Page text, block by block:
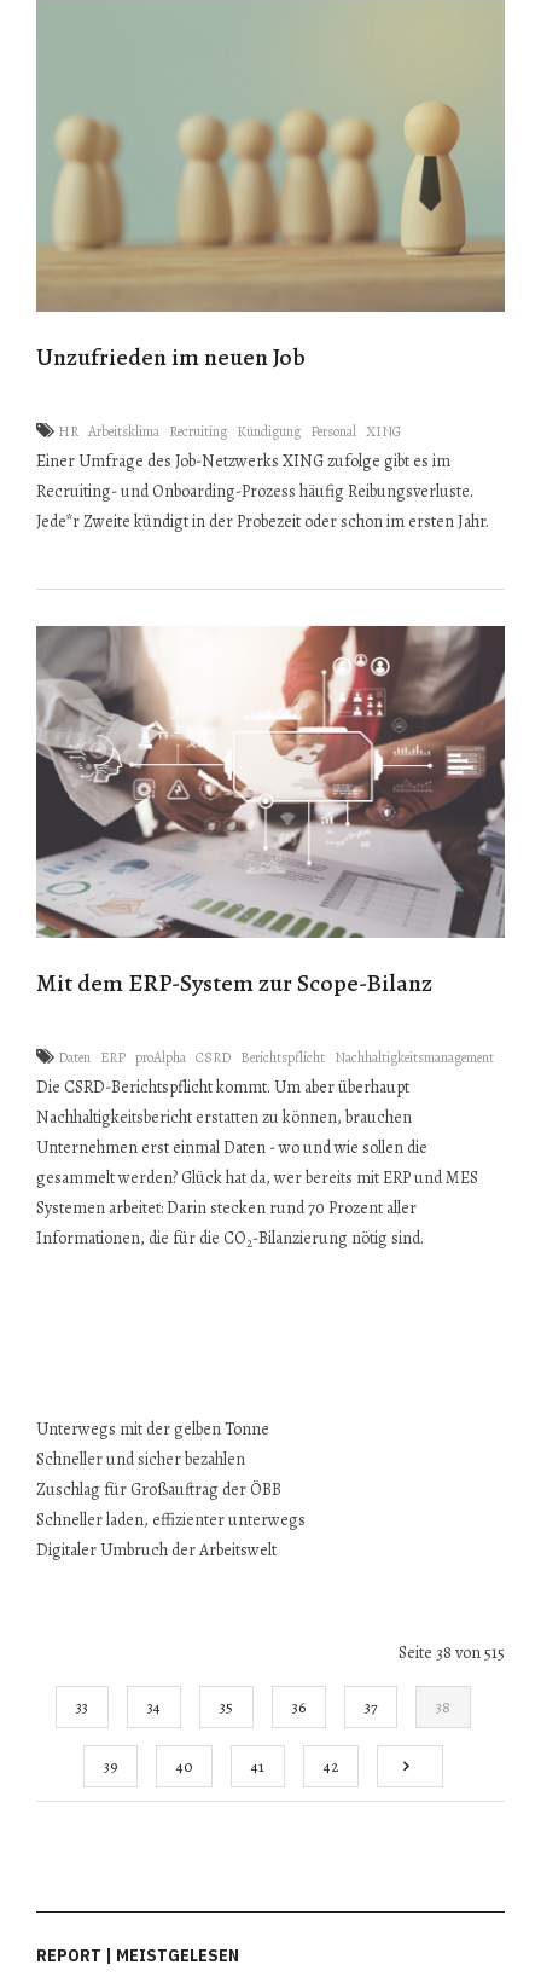
Unzufrieden im neuen Job
HR Arbeitsklima Recruiting Kündigung Personal XING
Einer Umfrage des Job-Netzwerks XING zufolge gibt es im
Recruiting- und Onboarding-Prozess häufig Reibungsverluste.
Jede*r Zweite kündigt in der Probezeit oder schon im ersten Jahr.
Mit dem ERP-System zur Scope-Bilanz
Daten ERP proAlpha CSRD Berichtspflicht Nachhaltigkeitsmanagement
Die CSRD-Berichtspflicht kommt. Um aber überhaupt
Nachhaltigkeitsbericht erstatten zu können, brauchen
Unternehmen erst einmal Daten - wo und wie sollen die
gesammelt werden? Glück hat da, wer bereits mit ERP und MES
Systemen arbeitet: Darin stecken rund 70 Prozent aller
Informationen, die für die CO2-Bilanzierung nötig sind.
Unterwegs mit der gelben Tonne
Schneller und sicher bezahlen
Zuschlag für Großauftrag der ÖBB
Schneller laden, effizienter unterwegs
Digitaler Umbruch der Arbeitswelt
Seite 38 von 515
33 34 35 36 37 38
39 40 41 42
REPORT | MEISTGELESEN